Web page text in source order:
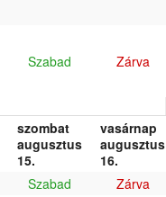
Szabad Zárva
szombat
augusztus
15.
vasárnap
augusztus
16.
Szabad
Zárva